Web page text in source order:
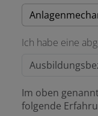
Ich habe eine
Im oben
folgende